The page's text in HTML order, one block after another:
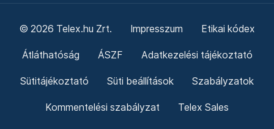
© 2026 Telex.hu Zrt. Impresszum Etikai kódex
Átláthatóság ÁSZF Adatkezelési tájékoztató
Sütitájékoztató Süti beállítások Szabályzatok
Kommentelési szabályzat Telex Sales